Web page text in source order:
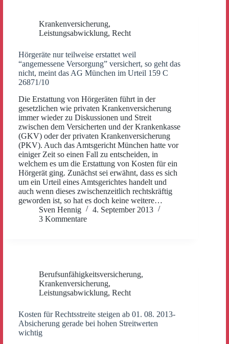
Krankenversicherung,
Leistungsabwicklung, Recht
Hörgeräte nur teilweise erstattet weil
“angemessene Versorgung” versichert, so geht das
nicht, meint das AG München im Urteil 159 C
26871/10
Die Erstattung von Hörgeräten führt in der
gesetzlichen wie privaten Krankenversicherung
immer wieder zu Diskussionen und Streit
zwischen dem Versicherten und der Krankenkasse
(GKV) oder der privaten Krankenversicherung
(PKV). Auch das Amtsgericht München hatte vor
einiger Zeit so einen Fall zu entscheiden, in
welchem es um die Erstattung von Kosten für ein
Hörgerät ging. Zunächst sei erwähnt, dass es sich
um ein Urteil eines Amtsgerichtes handelt und
auch wenn dieses zwischenzeitlich rechtskräftig
geworden ist, so hat es doch keine weitere…
Sven Hennig
4. September 2013
3 Kommentare
Berufsunfähigkeitsversicherung,
Krankenversicherung,
Leistungsabwicklung, Recht
Kosten für Rechtsstreite steigen ab 01. 08. 2013-
Absicherung gerade bei hohen Streitwerten
wichtig